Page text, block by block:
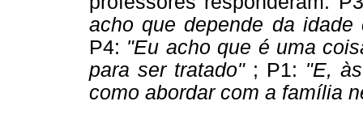
acho que depende da
P4: "Eu acho que é uma
para ser tratado"; P1: "E,
como abordar com a família